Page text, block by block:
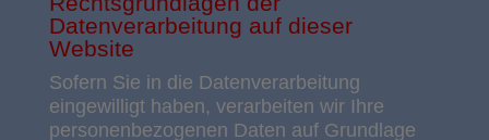
Datenverarbeitung auf dieser
Website
Sofern Sie in die Datenverarbeitung
eingewilligt haben, verarbeiten wir Ihre
personenbezogenen Daten auf Grundlage